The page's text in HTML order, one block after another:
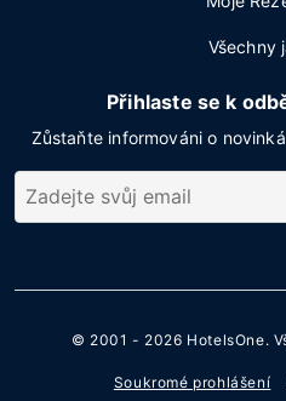
Všechny
Přihlaste se k
Zůstaňte informováni o
© 2001 - 2026 HotelsOne.
Soukromé prohlášení